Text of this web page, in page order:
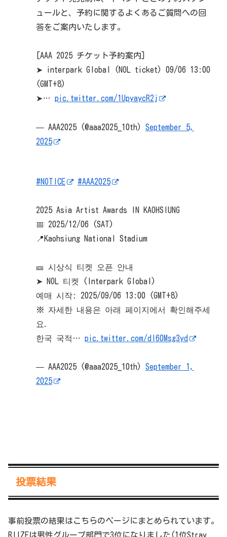
ュールと、予約に関するよくあるご質問への回
答をご案内いたします。
[AAA 2025 チケット予約案内]
➤ interpark Global (NOL ticket) 09/06 13:00
(GMT+8)
➤… pic.twitter.com/1UpyaycR2j
— AAA2025 (@aaa2025_10th) September 5,
2025
#NOTICE #AAA2025
2025 Asia Artist Awards IN KAOHSIUNG
📅 2025/12/06 (SAT)
📍Kaohsiung National Stadium
🎫 시상식 티켓 오픈 안내
➤ NOL 티켓 (Interpark Global)
예매 시작: 2025/09/06 13:00 (GMT+8)
※ 자세한 내용은 아래 페이지에서 확인해주세
요.
한국 국적… pic.twitter.com/dl60Msg3yd
— AAA2025 (@aaa2025_10th) September 1,
2025
投票結果
事前投票の結果はこちらのページにまとめられています。
RIIZEは男性グループ部門で3位になりました(1位Stray